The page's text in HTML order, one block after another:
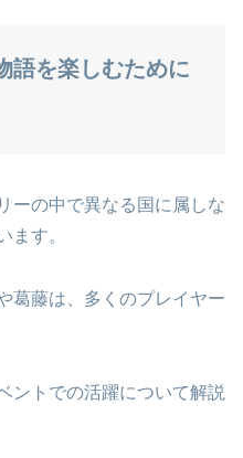
語を楽しむために
ーの中で異なる国に属しな
ます。
葛藤は、多くのプレイヤー
ントでの活躍について解説